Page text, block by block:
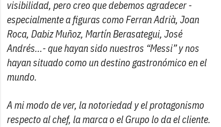
visibilidad, pero creo que debemos agradecer -
especialmente a figuras como Ferran Adrià, Joan
Roca, Dabiz Muñoz, Martín Berasategui, José
Andrés...- que hayan sido nuestros “Messi” y nos
hayan situado como un destino gastronómico en el
mundo.
A mi modo de ver, la notoriedad y el protagonismo
respecto al chef, la marca o el Grupo lo da el cliente.